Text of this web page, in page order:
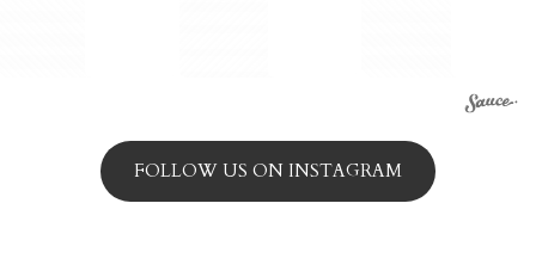
FOLLOW US ON INSTAGRAM